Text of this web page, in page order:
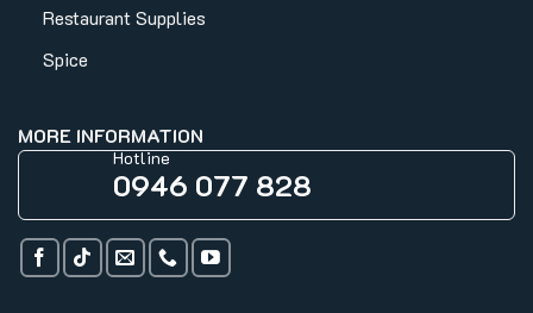
Restaurant Supplies
Spice
MORE INFORMATION
Hotline
0946 077 828